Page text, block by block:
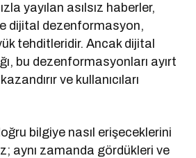
yayılan asılsız haberler,
dijital dezenformasyon,
tehditleridir. Ancak dijital
bu dezenformasyonları ayırt
ve kullanıcıları
bilgiye nasıl erişeceklerini
aynı zamanda gördükleri ve